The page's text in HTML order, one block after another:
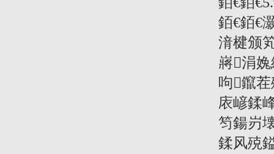
銆€銆€
湇楗颁
嶈涓
呴鑹
庡嵃鍒
笉鍚岃
鍒风殑